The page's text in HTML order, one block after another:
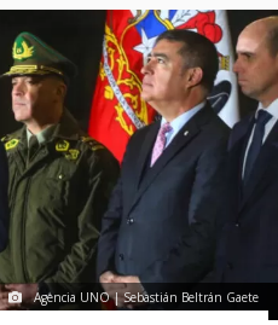
Agencia UNO | Sebastián Beltrán Gaete